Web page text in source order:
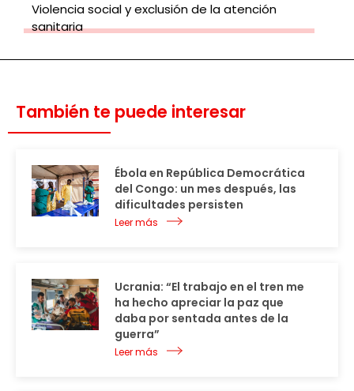
Violencia social y exclusión de la atención
sanitaria
También te puede interesar
Ébola en República Democrática
del Congo: un mes después, las
dificultades persisten
Leer más
Ucrania: “El trabajo en el tren me
ha hecho apreciar la paz que
daba por sentada antes de la
guerra”
Leer más